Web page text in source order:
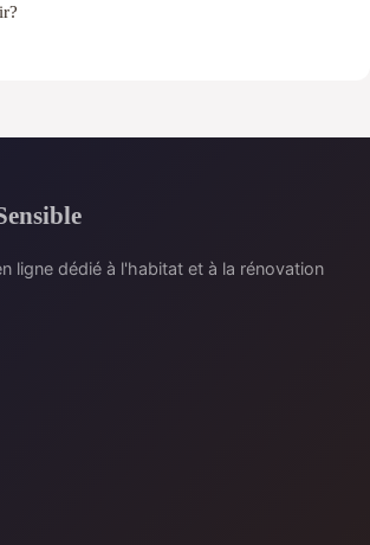
ligne dédié à l'habitat et à la rénovation